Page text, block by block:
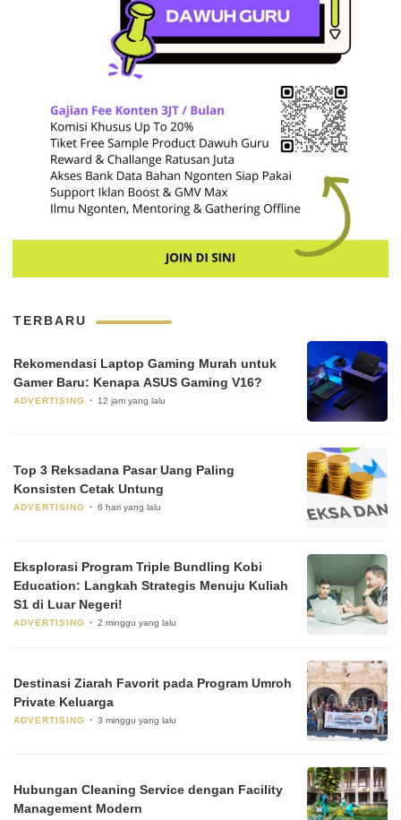
TERBARU
Rekomendasi Laptop Gaming Murah untuk
Gamer Baru: Kenapa ASUS Gaming V16?
ADVERTISING 12 jam yang lalu
Top 3 Reksadana Pasar Uang Paling
Konsisten Cetak Untung
ADVERTISING 6 hari yang lalu
Eksplorasi Program Triple Bundling Kobi
Education: Langkah Strategis Menuju Kuliah
S1 di Luar Negeri!
ADVERTISING 2 minggu yang lalu
Destinasi Ziarah Favorit pada Program Umroh
Private Keluarga
ADVERTISING 3 minggu yang lalu
Hubungan Cleaning Service dengan Facility
Management Modern